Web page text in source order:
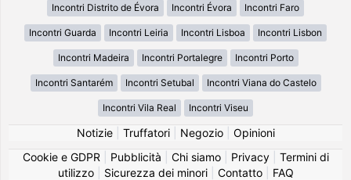
Incontri Distrito de Évora Incontri Évora Incontri Faro
Incontri Guarda Incontri Leiria Incontri Lisboa Incontri Lisbon
Incontri Madeira Incontri Portalegre Incontri Porto
Incontri Santarém Incontri Setubal Incontri Viana do Castelo
Incontri Vila Real Incontri Viseu
Notizie| Truffatori| Negozio| Opinioni
Cookie e GDPR
Pubblicità Chi siamo| Privacy| Termini di
utilizzo| Sicurezza dei minori| Contatto| FAQ